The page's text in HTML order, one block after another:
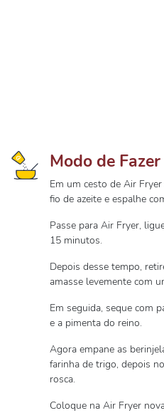
Modo de Fazer
Em um cesto de Air
fio de azeite e espalhe
Passe para Air Fryer,
15 minutos.
Depois desse tempo,
amasse levemente com
Em seguida, seque com
e a pimenta do reino.
Agora empane as
farinha de trigo, depois
rosca.
Coloque na Air Fryer